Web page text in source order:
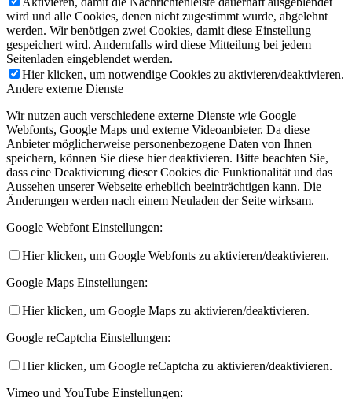
wird und alle Cookies, denen nicht zugestimmt wurde, abgelehnt
werden. Wir benötigen zwei Cookies, damit diese Einstellung
gespeichert wird. Andernfalls wird diese Mitteilung bei jedem
Seitenladen eingeblendet werden.
Hier klicken, um notwendige Cookies zu aktivieren/deaktivieren.
Andere externe Dienste
Wir nutzen auch verschiedene externe Dienste wie Google
Webfonts, Google Maps und externe Videoanbieter. Da diese
Anbieter möglicherweise personenbezogene Daten von Ihnen
speichern, können Sie diese hier deaktivieren. Bitte beachten Sie,
dass eine Deaktivierung dieser Cookies die Funktionalität und das
Aussehen unserer Webseite erheblich beeinträchtigen kann. Die
Änderungen werden nach einem Neuladen der Seite wirksam.
Google Webfont Einstellungen:
Hier klicken, um Google Webfonts zu aktivieren/deaktivieren.
Google Maps Einstellungen:
Hier klicken, um Google Maps zu aktivieren/deaktivieren.
Google reCaptcha Einstellungen:
Hier klicken, um Google reCaptcha zu aktivieren/deaktivieren.
Vimeo und YouTube Einstellungen: